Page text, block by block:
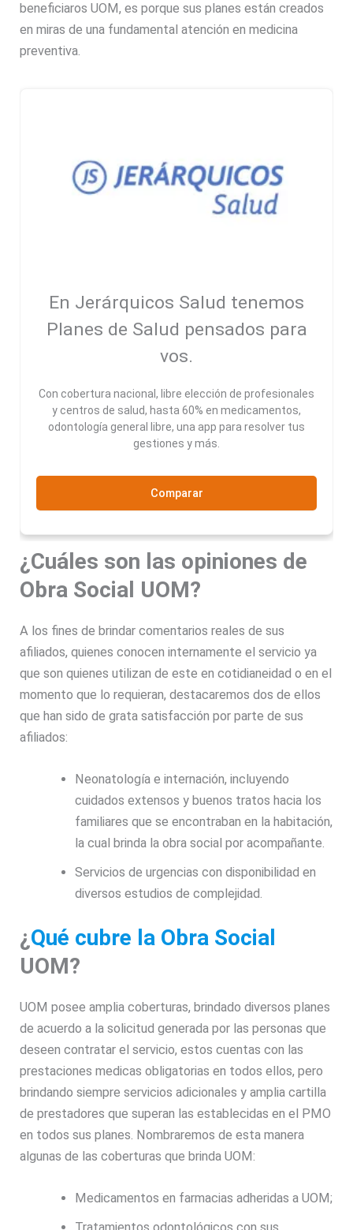
beneficiaros UOM, es porque sus planes están creados
en miras de una fundamental atención en medicina
preventiva.
En Jerárquicos Salud tenemos
Planes de Salud pensados para
vos.
Con cobertura nacional, libre elección de profesionales
y centros de salud, hasta 60% en medicamentos,
odontología general libre, una app para resolver tus
gestiones y más.
Comparar
¿Cuáles son las opiniones de
Obra Social UOM?
A los fines de brindar comentarios reales de sus
afiliados, quienes conocen internamente el servicio ya
que son quienes utilizan de este en cotidianeidad o en el
momento que lo requieran, destacaremos dos de ellos
que han sido de grata satisfacción por parte de sus
afiliados:
Neonatología e internación, incluyendo
cuidados extensos y buenos tratos hacia los
familiares que se encontraban en la habitación,
la cual brinda la obra social por acompañante.
Servicios de urgencias con disponibilidad en
diversos estudios de complejidad.
¿Qué cubre la Obra Social
UOM?
UOM posee amplia coberturas, brindado diversos planes
de acuerdo a la solicitud generada por las personas que
deseen contratar el servicio, estos cuentas con las
prestaciones medicas obligatorias en todos ellos, pero
brindando siempre servicios adicionales y amplia cartilla
de prestadores que superan las establecidas en el PMO
en todos sus planes. Nombraremos de esta manera
algunas de las coberturas que brinda UOM:
Medicamentos en farmacias adheridas a UOM;